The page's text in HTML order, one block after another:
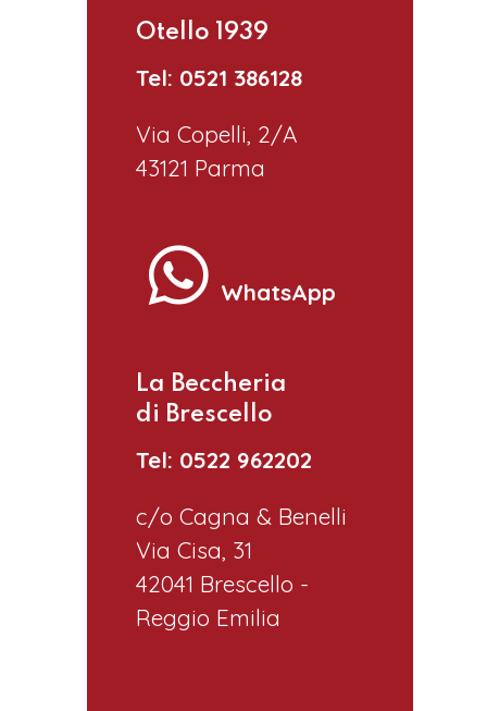
Otello 1939
Tel: 0521 386128
Via Copelli, 2/A
43121 Parma
WhatsApp
La Beccheria
di Brescello
Tel: 0522 962202
c/o Cagna & Benelli
Via Cisa, 31
42041 Brescello -
Reggio Emilia